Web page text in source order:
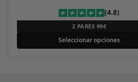
(4.8)
2 PARES 99€
Seleccionar opciones